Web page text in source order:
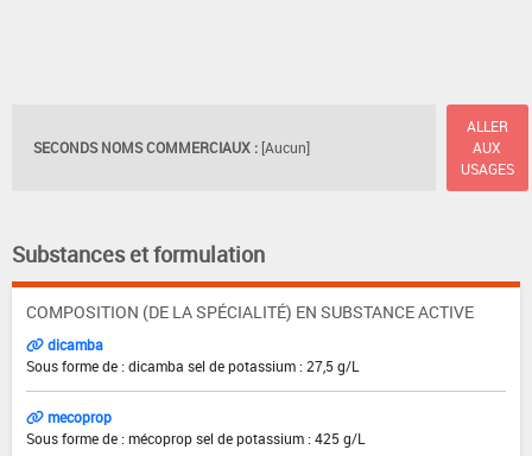
SECONDS NOMS COMMERCIAUX : [Aucun]
ALLER
AUX
USAGES
Substances et formulation
COMPOSITION (DE LA SPÉCIALITÉ) EN SUBSTANCE ACTIVE
dicamba
Sous forme de : dicamba sel de potassium : 27,5 g/L
mecoprop
Sous forme de : mécoprop sel de potassium : 425 g/L